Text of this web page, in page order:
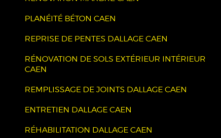
PLANÉITÉ BÉTON CAEN
REPRISE DE PENTES DALLAGE CAEN
RÉNOVATION DE SOLS EXTÉRIEUR INTÉRIEUR
CAEN
REMPLISSAGE DE JOINTS DALLAGE CAEN
ENTRETIEN DALLAGE CAEN
RÉHABILITATION DALLAGE CAEN